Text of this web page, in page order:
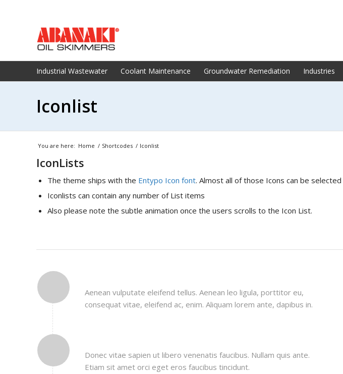
Industrial Wastewater Coolant Maintenance Groundwater Remediation Industries
Iconlist
You are here: Home / Shortcodes / Iconlist
IconLists
The theme ships with the Entypo Icon font. Almost all of those Icons can be
Iconlists can contain any number of List items
Also please note the subtle animation once the users scrolls to the Icon List.
Aenean vulputate eleifend tellus. Aenean leo ligula, porttitor eu,
consequat vitae, eleifend ac, enim. Aliquam lorem ante, dapibus in.
Donec vitae sapien ut libero venenatis faucibus. Nullam quis ante.
Etiam sit amet orci eget eros faucibus tincidunt.